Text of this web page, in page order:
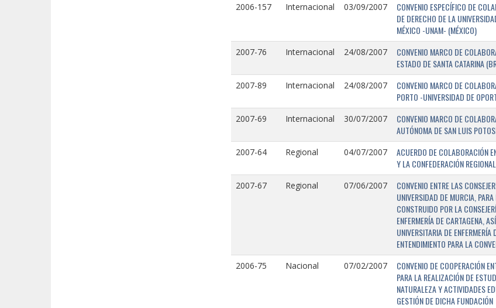
2006-157 Internacional 03/09/2007
CONVENIO ESPECÍFICO DE
DE DERECHO DE LA
MÉXICO -UNAM- (MÉXICO)
2007-76 Internacional 24/08/2007
CONVENIO MARCO DE
ESTADO DE SANTA CATARINA
2007-89 Internacional 24/08/2007
CONVENIO MARCO DE
PORTO -UNIVERSIDAD DE
2007-69 Internacional 30/07/2007
CONVENIO MARCO DE
AUTÓNOMA DE SAN LUIS
2007-64 Regional 04/07/2007
ACUERDO DE COLABORACIÓN
Y LA CONFEDERACIÓN
2007-67 Regional 07/06/2007
CONVENIO ENTRE LAS
UNIVERSIDAD DE MURCIA,
CONSTRUIDO POR LA
ENFERMERÍA DE CARTAGENA,
UNIVERSITARIA DE
ENTENDIMIENTO PARA LA
2006-75 Nacional 07/02/2007
CONVENIO DE COOPERACIÓN
PARA LA REALIZACIÓN DE
NATURALEZA Y ACTIVIDADES
GESTIÓN DE DICHA FUNDACIÓN